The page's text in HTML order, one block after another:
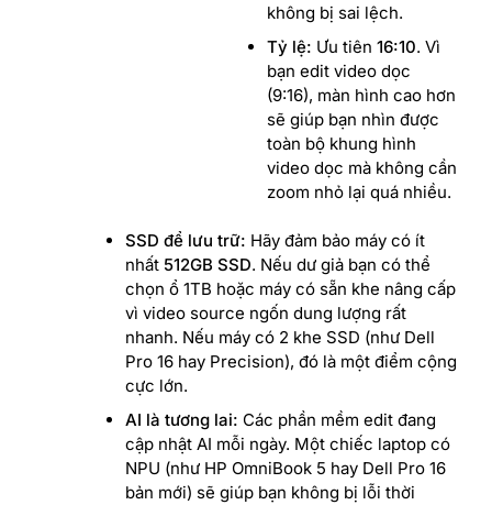
không bị sai lệch.
Tỷ lệ: Ưu tiên 16:10. Vì
bạn edit video dọc
(9:16), màn hình cao hơn
sẽ giúp bạn nhìn được
toàn bộ khung hình
video dọc mà không cần
zoom nhỏ lại quá nhiều.
SSD để lưu trữ: Hãy đảm bảo máy có ít
nhất 512GB SSD. Nếu dư giả bạn có thể
chọn ổ 1TB hoặc máy có sẵn khe nâng cấp
vì video source ngốn dung lượng rất
nhanh. Nếu máy có 2 khe SSD (như Dell
Pro 16 hay Precision), đó là một điểm cộng
cực lớn.
AI là tương lai: Các phần mềm edit đang
cập nhật AI mỗi ngày. Một chiếc laptop có
NPU (như HP OmniBook 5 hay Dell Pro 16
bản mới) sẽ giúp bạn không bị lỗi thời